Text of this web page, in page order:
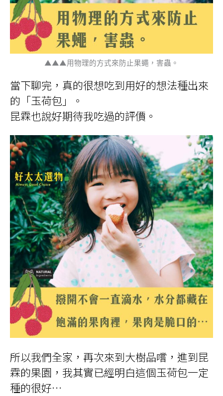
▲▲▲用物理的方式來防止果蠅，害蟲。
當下聊完，真的很想吃到用好的想法種出來
的「玉荷包」。
昆霖也說好期待我吃過的評價。
所以我們全家，再次來到大樹品嚐，進到昆
霖的果園，我其實已經明白這個玉荷包一定
種的很好…